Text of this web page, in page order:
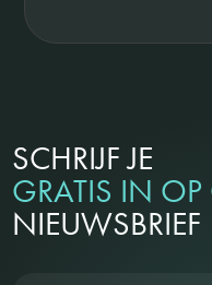
SCHRIJF JE
GRATIS IN
NIEUWSBRIEF